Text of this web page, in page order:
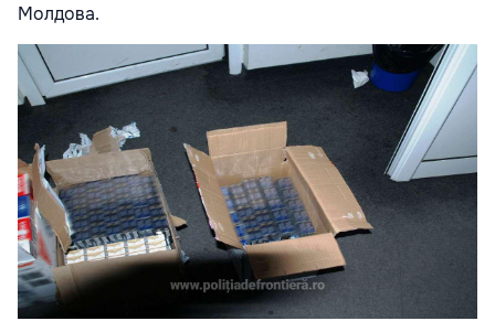
Молдова.